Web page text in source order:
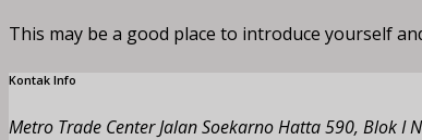
This may be a good place to introduce yourself
Kontak Info
Metro Trade Center Jalan Soekarno Hatta 590, Blok I